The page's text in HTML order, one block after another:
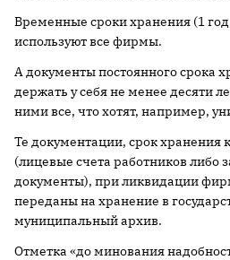
Временные сроки хранения (1 год,
используют все фирмы.
А документы постоянного срока
держать у себя не менее десяти
ними все, что хотят, например,
Те документации, срок хранения
(лицевые счета работников либо
документы), при ликвидации
переданы на хранение в
муниципальный архив.
Отметка «до минования